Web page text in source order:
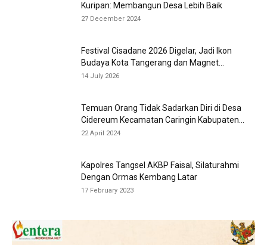
Kuripan: Membangun Desa Lebih Baik
27 December 2024
Festival Cisadane 2026 Digelar, Jadi Ikon
Budaya Kota Tangerang dan Magnet...
14 July 2026
Temuan Orang Tidak Sadarkan Diri di Desa
Cidereum Kecamatan Caringin Kabupaten...
22 April 2024
Kapolres Tangsel AKBP Faisal, Silaturahmi
Dengan Ormas Kembang Latar
17 February 2023